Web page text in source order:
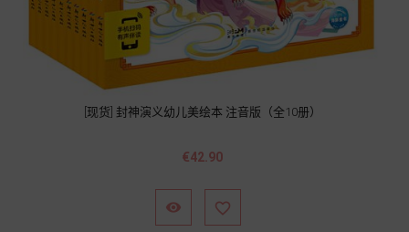
[现货] 封神演义幼儿美绘本 注音版（全10册）
Price
€42.90
 